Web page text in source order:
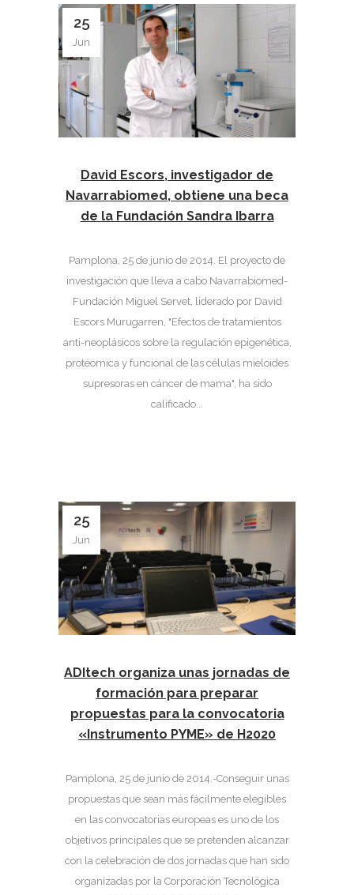
25
Jun
David Escors, investigador de
Navarrabiomed, obtiene una beca
de la Fundación Sandra Ibarra
Pamplona, 25 de junio de 2014. El proyecto de
investigación que lleva a cabo Navarrabiomed-
Fundación Miguel Servet, liderado por David
Escors Murugarren, "Efectos de tratamientos
anti-neoplásicos sobre la regulación epigenética,
protéomica y funcional de las células mieloides
supresoras en cáncer de mama", ha sido
calificado...
25
Jun
ADItech organiza unas jornadas de
formación para preparar
propuestas para la convocatoria
«Instrumento PYME» de H2020
Pamplona, 25 de junio de 2014.-Conseguir unas
propuestas que sean más fácilmente elegibles
en las convocatorias europeas es uno de los
objetivos principales que se pretenden alcanzar
con la celebración de dos jornadas que han sido
organizadas por la Corporación Tecnológica